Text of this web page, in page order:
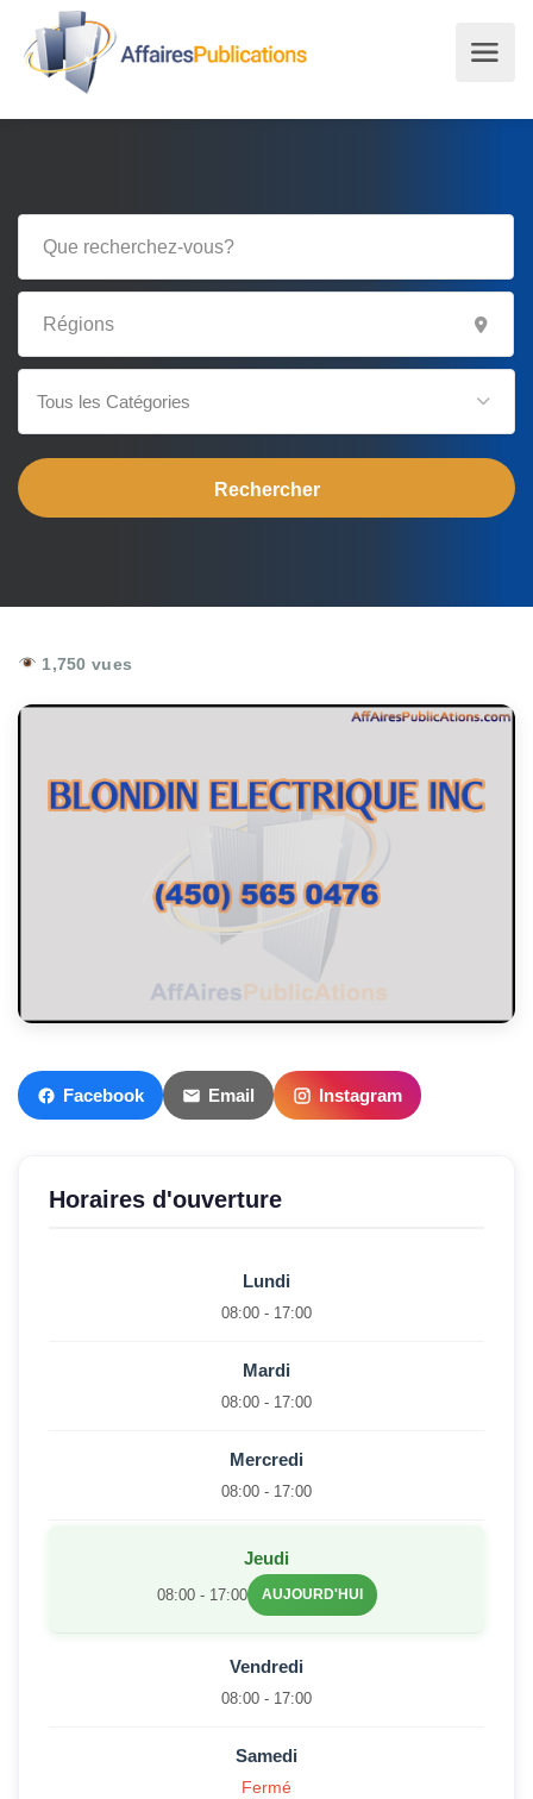
Tous les Catégories
1,750 vues
Facebook Email Instagram
Horaires d'ouverture
Lundi
08:00 - 17:00
Mardi
08:00 - 17:00
Mercredi
08:00 - 17:00
Jeudi
08:00 - 17:00 AUJOURD'HUI
Vendredi
08:00 - 17:00
Samedi
Fermé